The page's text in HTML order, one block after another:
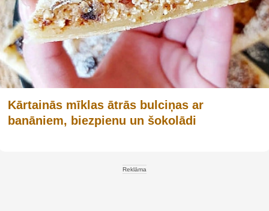
Kārtainās mīklas ātrās bulciņas ar
banāniem, biezpienu un šokolādi
Reklāma